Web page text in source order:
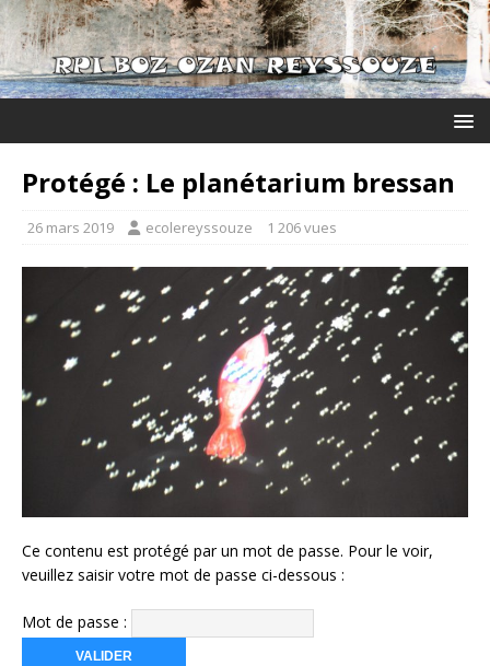
Protégé : Le planétarium bressan
26 mars 2019 ecolereyssouze 1 206 vues
Ce contenu est protégé par un mot de passe. Pour le voir,
veuillez saisir votre mot de passe ci-dessous :
Mot de passe :